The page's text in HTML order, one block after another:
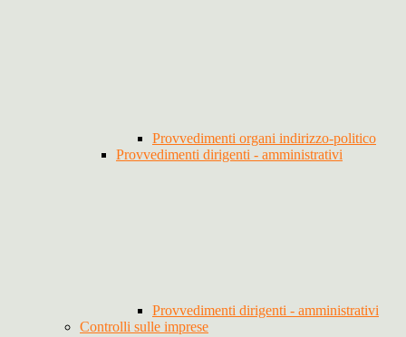
Provvedimenti organi indirizzo-politico
Provvedimenti dirigenti - amministrativi
Provvedimenti dirigenti - amministrativi
Controlli sulle imprese